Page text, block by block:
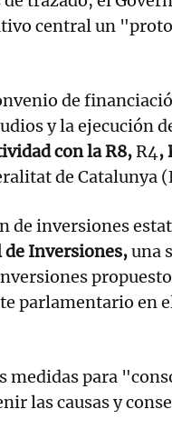
central un
de
y la ejecución
con la R8,R4,
de Catalunya
de inversiones
Inversiones,una
propuesto
parlamentario en
medidas para
las causas y